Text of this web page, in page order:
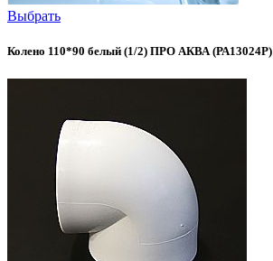
Выбрать
Колено 110*90 белый (1/2) ПРО АКВА (РА13024Р)